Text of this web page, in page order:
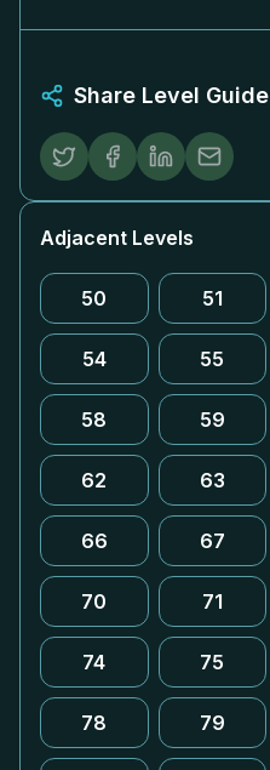
Share Level Guide
Adjacent Levels
50 51
54 55
58 59
62 63
66 67
70 71
74 75
78 79